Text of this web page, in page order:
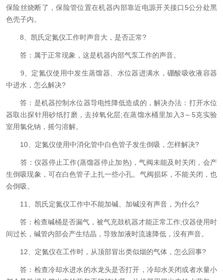
保险丝烧断了，保险管位置在机器内部靠近电源开关接口5公分处黑
色壳子内。
8、凯氏定氮仪工作时声音大，是否正常?
答：属于正常现象，这是机器内部气泵工作的声音。
9、定氮仪使用中发生蒸馏器、水位器进满水，硼酸吸收液容器
中进水，怎么解决?
答：是机器控制水位器导电性降低造成的，解决办法：打开水位
器取出探针用砂纸打磨，去掉氧化层;在蒸馏水桶里加入3～5克实验
室用氯化钠，摇匀溶解。
10、定氮仪使用中消化管中白色管子发生倒吸，怎样解决?
答：仪器停止工作(蒸馏器停止加热)，气阀未能及时关闭，会产
生倒吸现象，可在白色管子上扎一些小孔。气阀损坏，不能关闭，也
会倒吸。
11、凯氏定氮仪工作中不能加碱、加碱没有声音，为什么?
答：检查碱桶是否漏气，被气充鼓机器才能正常工作;仪器使用时
间过长，碱管内部会产生结晶，导致加液时流速降低，没有声音。
12、定氮仪在工作时，从顶部冒出类似烟的气体，怎么回事?
答：检查冷却水进水的水龙头是否打开，冷却水关闭或者水量小